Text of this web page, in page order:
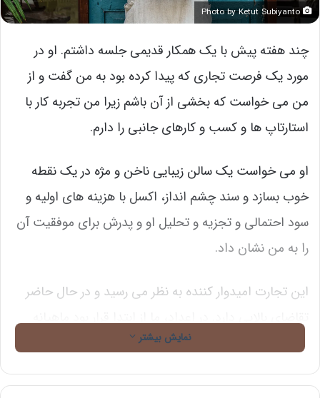
چند هفته پیش با یک همکار قدیمی جلسه داشتم. او در
مورد یک فرصت تجاری که پیدا کرده بود به من گفت و از
من می خواست که بخشی از آن باشم زیرا من تجربه کار با
استارتاپ ها و کسب و کارهای جانبی را دارم.
او می خواست یک سالن زیبایی ناخن و مژه در یک نقطه
خوب بسازد و سند چشم انداز، اکسل با هزینه های اولیه و
سود احتمالی و تجزیه و تحلیل او و پدرش برای موفقیت آن
را به من نشان داد.
این تجارت امیدوار کننده به نظر می رسید و در حال حاضر
حدود 7000 دلار درآمد داشته باشیم، با پتانسیل استخدام
کارمندان بیشتر در زمانی که شرایط پایدارتر بود.
نمایش بیشتر